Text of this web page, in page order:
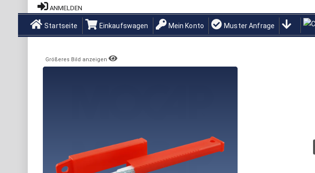
ANMELDEN
Startseite Einkaufswagen Mein Konto Muster Anfrage
Größeres Bild anzeigen